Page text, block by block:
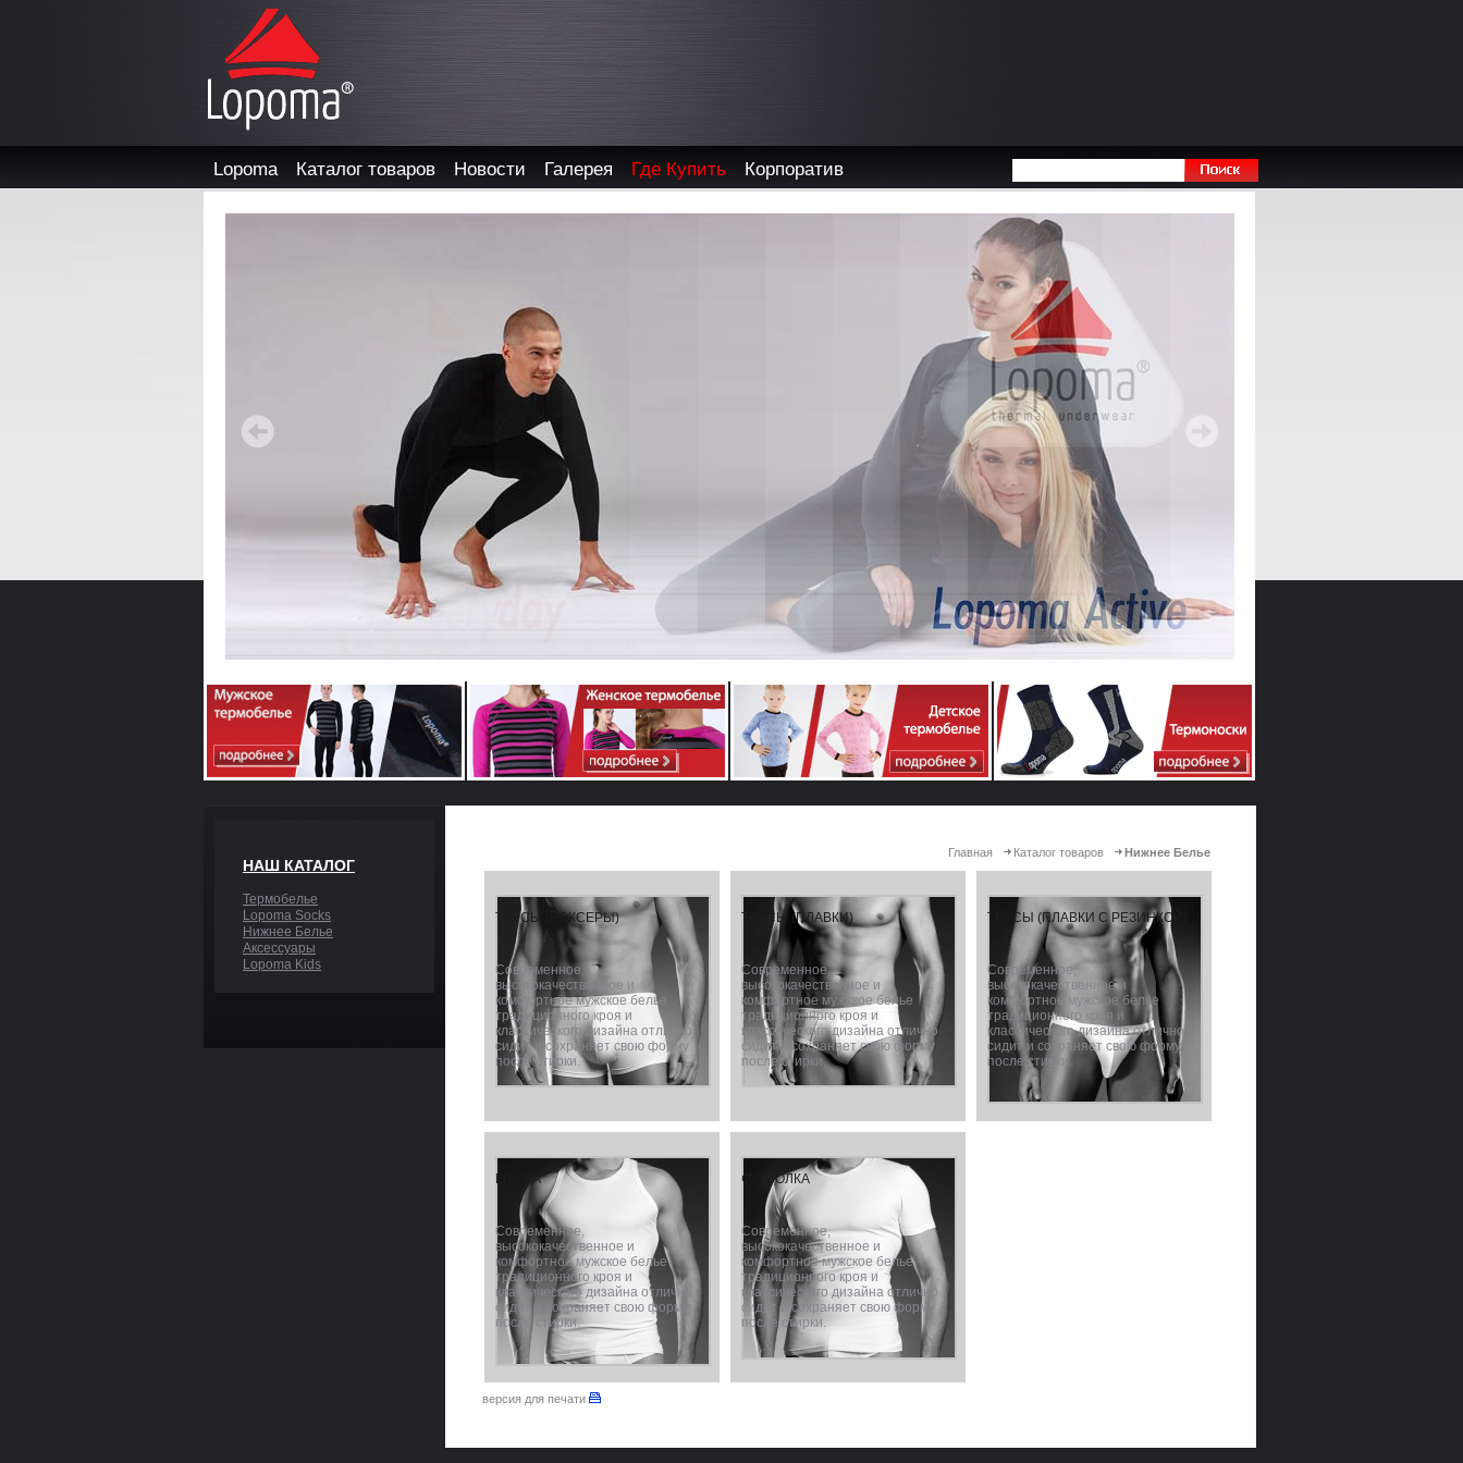
Lopoma Каталог товаров Новости Галерея Где Купить Корпоратив
НАШ КАТАЛОГ
Термобелье
Lopoma Socks
Нижнее Белье
Аксессуары
Lopoma Kids
Главная Каталог товаров Нижнее Белье
ТРУСЫ (БОКСЕРЫ)
Cовременное,
высококачественное и
комфортное мужское белье
традиционного кроя и
классического дизайна отлично
сидит и сохраняет свою форму
после стирки.
ТРУСЫ (ПЛАВКИ)
Современное,
высококачественное и
комфортное мужское белье
традиционного кроя и
классического дизайна отлично
сидит и сохраняет свою форму
после стирки.
ТРУСЫ (ПЛАВКИ С РЕЗИНКОЙ)
Современное,
высококачественное и
комфортное мужское белье
традиционного кроя и
классического дизайна отлично
сидит и сохраняет свою форму
после стирки.
МАЙКА
Современное,
высококачественное и
комфортное мужское белье
традиционного кроя и
классического дизайна отлично
сидит и сохраняет свою форму
после стирки.
ФУТБОЛКА
Современное,
высококачественное и
комфортное мужское белье
традиционного кроя и
классического дизайна отлично
сидит и сохраняет свою форму
после стирки.
версия для печати